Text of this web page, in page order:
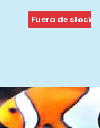
Fuera de stock